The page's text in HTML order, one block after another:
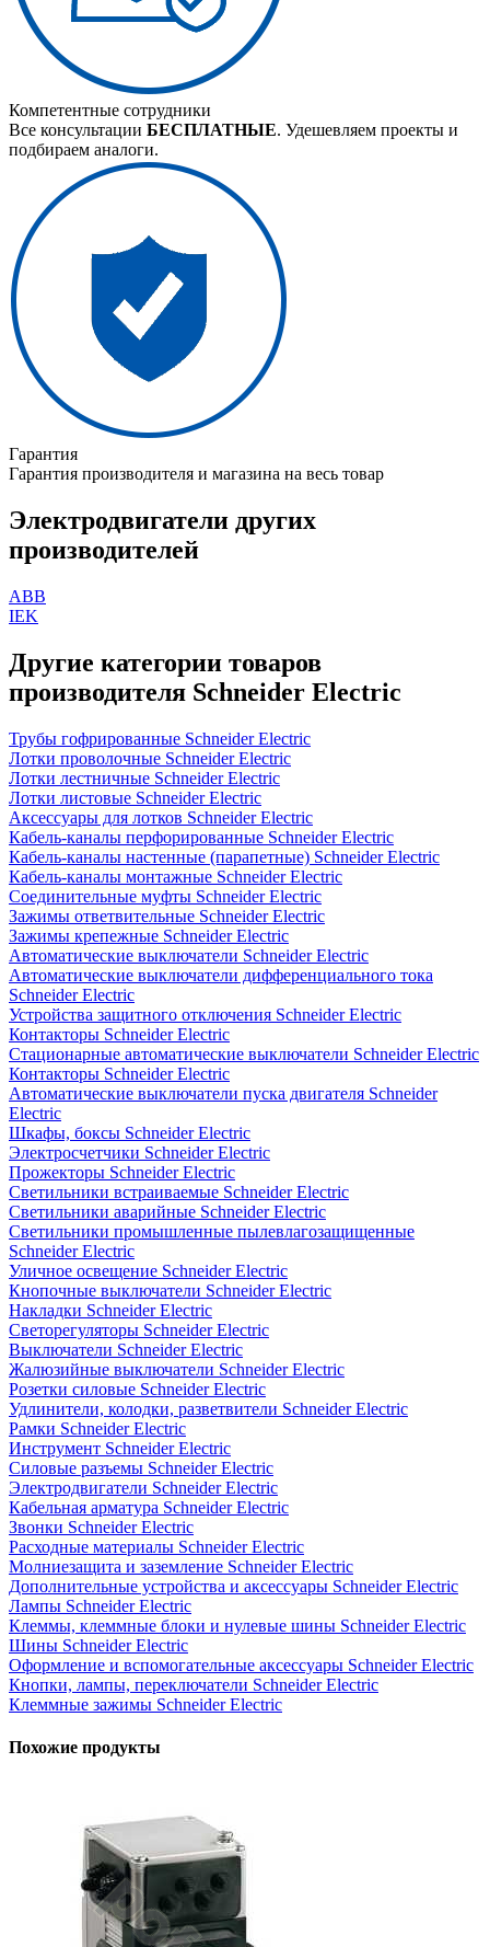
Компетентные сотрудники
Все консультации БЕСПЛАТНЫЕ. Удешевляем проекты и
подбираем аналоги.
Гарантия
Гарантия производителя и магазина на весь товар
Электродвигатели других
производителей
ABB
IEK
Другие категории товаров
производителя Schneider Electric
Трубы гофрированные Schneider Electric
Лотки проволочные Schneider Electric
Лотки лестничные Schneider Electric
Лотки листовые Schneider Electric
Аксессуары для лотков Schneider Electric
Кабель-каналы перфорированные Schneider Electric
Кабель-каналы настенные (парапетные) Schneider Electric
Кабель-каналы монтажные Schneider Electric
Соединительные муфты Schneider Electric
Зажимы ответвительные Schneider Electric
Зажимы крепежные Schneider Electric
Автоматические выключатели Schneider Electric
Автоматические выключатели дифференциального тока
Schneider Electric
Устройства защитного отключения Schneider Electric
Контакторы Schneider Electric
Стационарные автоматические выключатели Schneider Electric
Контакторы Schneider Electric
Автоматические выключатели пуска двигателя Schneider
Electric
Шкафы, боксы Schneider Electric
Электросчетчики Schneider Electric
Прожекторы Schneider Electric
Светильники встраиваемые Schneider Electric
Светильники аварийные Schneider Electric
Светильники промышленные пылевлагозащищенные
Schneider Electric
Уличное освещение Schneider Electric
Кнопочные выключатели Schneider Electric
Накладки Schneider Electric
Светорегуляторы Schneider Electric
Выключатели Schneider Electric
Жалюзийные выключатели Schneider Electric
Розетки силовые Schneider Electric
Удлинители, колодки, разветвители Schneider Electric
Рамки Schneider Electric
Инструмент Schneider Electric
Силовые разъемы Schneider Electric
Электродвигатели Schneider Electric
Кабельная арматура Schneider Electric
Звонки Schneider Electric
Расходные материалы Schneider Electric
Молниезащита и заземление Schneider Electric
Дополнительные устройства и аксессуары Schneider Electric
Лампы Schneider Electric
Клеммы, клеммные блоки и нулевые шины Schneider Electric
Шины Schneider Electric
Оформление и вспомогательные аксессуары Schneider Electric
Кнопки, лампы, переключатели Schneider Electric
Клеммные зажимы Schneider Electric
Похожие продукты